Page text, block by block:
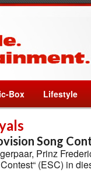
Box Lifestyle
Song
Prinz
(ESC) in